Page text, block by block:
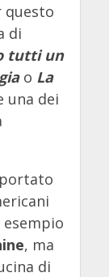
questo
di
tutti un
o La
una dei
portato
, ma
di